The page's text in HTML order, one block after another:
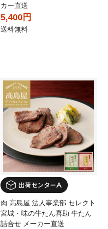
カー直送
5,400円
送料無料
肉 高島屋 法人事業部 セレクト
宮城・味の牛たん喜助 牛たん
詰合せ メーカー直送